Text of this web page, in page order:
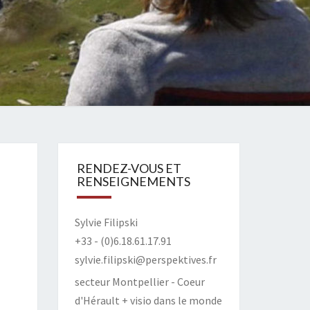
RENDEZ-VOUS ET
RENSEIGNEMENTS
Sylvie Filipski
+33 - (0)6.18.61.17.91
sylvie.filipski@perspektives.fr
secteur Montpellier - Coeur
d'Hérault + visio dans le monde